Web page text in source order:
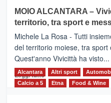
Torna
la
Supermaratona
dell’Etna
MOIO ALCANTARA –
territorio, tra sport e
Michele La Rosa - Tutti
del territorio moiese, tra
Quest'anno Vivicittà ha visto...
Leggi tutto Leggi
Alcantara Altri sport
Calcio a 5
Etna Food & Wine